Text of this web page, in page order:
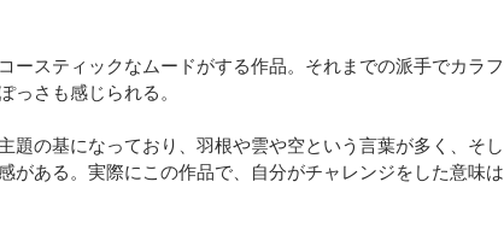
ースティックなムードがする作品。それまでの派手でカラフ
っさも感じられる。
題の基になっており、羽根や雲や空という言葉が多く、そし
がある。実際にこの作品で、自分がチャレンジをした意味は